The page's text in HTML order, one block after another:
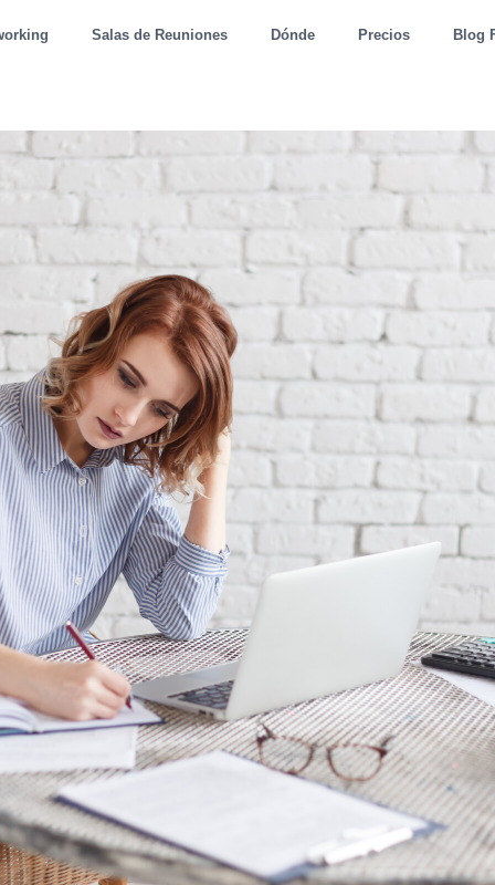
Salas de Reuniones Dónde Precios Blog